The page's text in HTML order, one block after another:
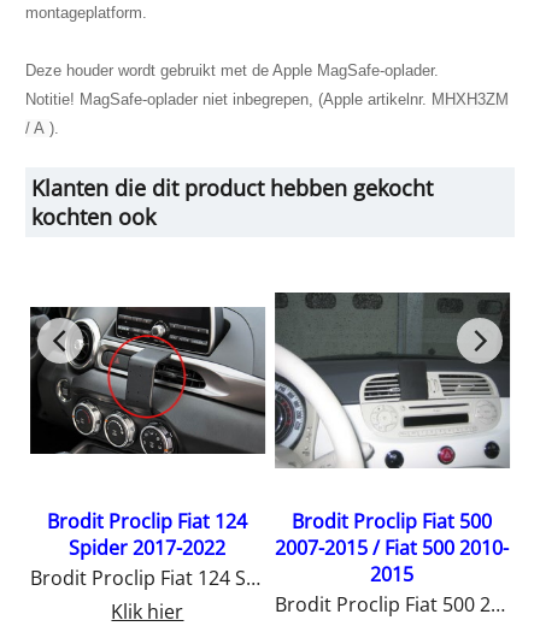
montageplatform.
Deze houder wordt gebruikt met de Apple MagSafe-oplader.
Notitie! MagSafe-oplader niet inbegrepen, (Apple artikelnr. MHXH3ZM
/ A ).
Klanten die dit product hebben gekocht
kochten ook
Brodit Proclip Fiat 124
Spider 2017-2022
Brodit Proclip Fiat 124 Spider 2017-2022
Klik hier
Brodit Proclip Fiat 500
2007-2015 / Fiat 500 2010-
2015
Brodit Proclip Fiat 500 2007-2015 / Fiat 500 2010-2015